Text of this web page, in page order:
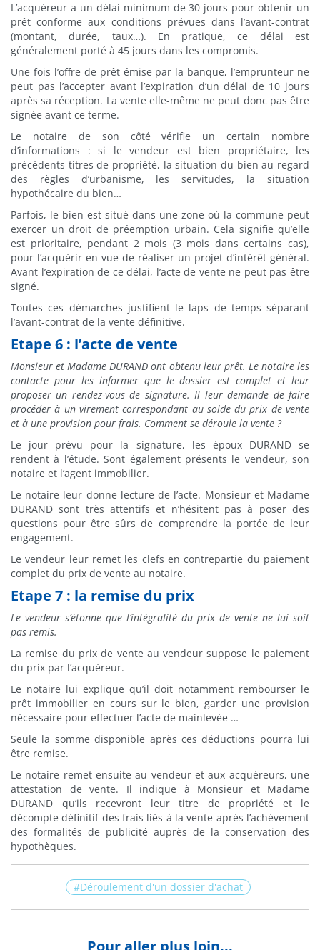
L’acquéreur a un délai minimum de 30 jours pour obtenir un
prêt conforme aux conditions prévues dans l’avant-contrat
(montant, durée, taux…). En pratique, ce délai est
généralement porté à 45 jours dans les compromis.
Une fois l’offre de prêt émise par la banque, l’emprunteur ne
peut pas l’accepter avant l’expiration d’un délai de 10 jours
après sa réception. La vente elle-même ne peut donc pas être
signée avant ce terme.
Le notaire de son côté vérifie un certain nombre
d’informations : si le vendeur est bien propriétaire, les
précédents titres de propriété, la situation du bien au regard
des règles d’urbanisme, les servitudes, la situation
hypothécaire du bien…
Parfois, le bien est situé dans une zone où la commune peut
exercer un droit de préemption urbain. Cela signifie qu’elle
est prioritaire, pendant 2 mois (3 mois dans certains cas),
pour l’acquérir en vue de réaliser un projet d’intérêt général.
Avant l’expiration de ce délai, l’acte de vente ne peut pas être
signé.
Toutes ces démarches justifient le laps de temps séparant
l’avant-contrat de la vente définitive.
Etape 6 : l’acte de vente
Monsieur et Madame DURAND ont obtenu leur prêt. Le notaire les
contacte pour les informer que le dossier est complet et leur
proposer un rendez-vous de signature. Il leur demande de faire
procéder à un virement correspondant au solde du prix de vente
et à une provision pour frais. Comment se déroule la vente ?
Le jour prévu pour la signature, les époux DURAND se
rendent à l’étude. Sont également présents le vendeur, son
notaire et l’agent immobilier.
Le notaire leur donne lecture de l’acte. Monsieur et Madame
DURAND sont très attentifs et n’hésitent pas à poser des
questions pour être sûrs de comprendre la portée de leur
engagement.
Le vendeur leur remet les clefs en contrepartie du paiement
complet du prix de vente au notaire.
Etape 7 : la remise du prix
Le vendeur s’étonne que l’intégralité du prix de vente ne lui soit
pas remis.
La remise du prix de vente au vendeur suppose le paiement
du prix par l’acquéreur.
Le notaire lui explique qu’il doit notamment rembourser le
prêt immobilier en cours sur le bien, garder une provision
nécessaire pour effectuer l’acte de mainlevée …
Seule la somme disponible après ces déductions pourra lui
être remise.
Le notaire remet ensuite au vendeur et aux acquéreurs, une
attestation de vente. Il indique à Monsieur et Madame
DURAND qu’ils recevront leur titre de propriété et le
décompte définitif des frais liés à la vente après l’achèvement
des formalités de publicité auprès de la conservation des
hypothèques.
Déroulement d'un dossier d'achat